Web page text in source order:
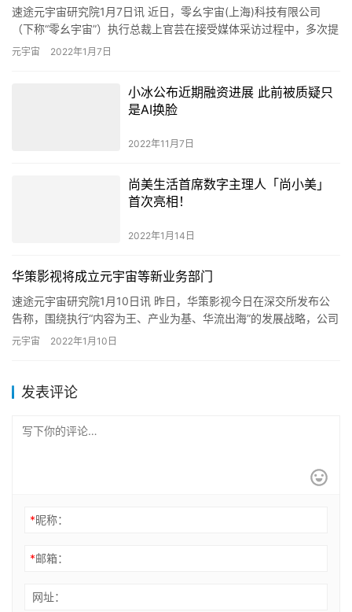
速途元宇宙研究院1月7日讯 近日，零幺宇宙(上海)科技有限公司
（下称“零幺宇宙”）执行总裁上官芸在接受媒体采访过程中，多次提
到“一切数字创新和虚拟创新是服务于实体经济”，“区块链和…
元宇宙 2022年1月7日
小冰公布近期融资进展 此前被质疑只
是AI换脸
2022年11月7日
尚美生活首席数字主理人「尚小美」
首次亮相！
2022年1月14日
华策影视将成立元宇宙等新业务部门
速途元宇宙研究院1月10日讯 昨日，华策影视今日在深交所发布公
告称，围绕执行“内容为王、产业为基、华流出海”的发展战略，公司
决定升级现有组织架构， 通过业务整合、中台建设…
元宇宙 2022年1月10日
发表评论
*昵称：
*邮箱：
网址：